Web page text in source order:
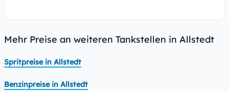
Mehr Preise an weiteren Tankstellen in Allstedt
Spritpreise in Allstedt
Benzinpreise in Allstedt